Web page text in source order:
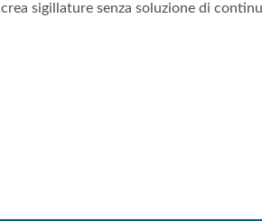
crea sigillature senza soluzione di